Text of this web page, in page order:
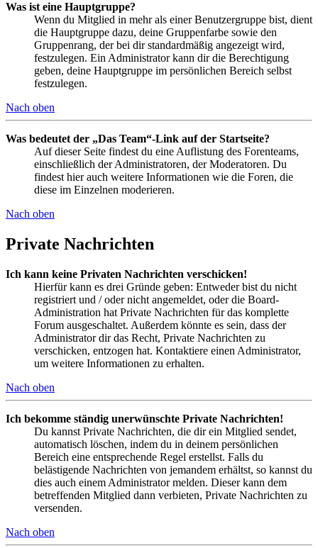
Was ist eine Hauptgruppe?
Wenn du Mitglied in mehr als einer Benutzergruppe bist, dient
die Hauptgruppe dazu, deine Gruppenfarbe sowie den
Gruppenrang, der bei dir standardmäßig angezeigt wird,
festzulegen. Ein Administrator kann dir die Berechtigung
geben, deine Hauptgruppe im persönlichen Bereich selbst
festzulegen.
Nach oben
Was bedeutet der „Das Team“-Link auf der Startseite?
Auf dieser Seite findest du eine Auflistung des Forenteams,
einschließlich der Administratoren, der Moderatoren. Du
findest hier auch weitere Informationen wie die Foren, die
diese im Einzelnen moderieren.
Nach oben
Private Nachrichten
Ich kann keine Privaten Nachrichten verschicken!
Hierfür kann es drei Gründe geben: Entweder bist du nicht
registriert und / oder nicht angemeldet, oder die Board-
Administration hat Private Nachrichten für das komplette
Forum ausgeschaltet. Außerdem könnte es sein, dass der
Administrator dir das Recht, Private Nachrichten zu
verschicken, entzogen hat. Kontaktiere einen Administrator,
um weitere Informationen zu erhalten.
Nach oben
Ich bekomme ständig unerwünschte Private Nachrichten!
Du kannst Private Nachrichten, die dir ein Mitglied sendet,
automatisch löschen, indem du in deinem persönlichen
Bereich eine entsprechende Regel erstellst. Falls du
belästigende Nachrichten von jemandem erhältst, so kannst du
dies auch einem Administrator melden. Dieser kann dem
betreffenden Mitglied dann verbieten, Private Nachrichten zu
versenden.
Nach oben